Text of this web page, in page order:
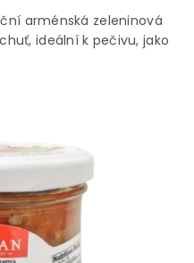
arménská zeleninová
ideální k pečivu, jako